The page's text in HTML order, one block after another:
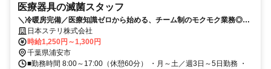
医療器具の滅菌スタッフ
＼冷暖房完備／医療知識ゼロから始める、チーム制のモクモク業務◎8
時～17時・週3日～勤務OK！
日本ステリ株式会社
時給1,250円～1,300円
千葉県浦安市
■勤務時間 8:00～17:00（休憩60分） ・月～土／週3日～5日勤務 ・